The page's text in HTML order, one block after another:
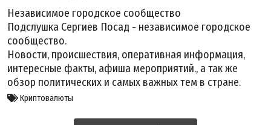
Независимое городское сообщество
Подслушка Сергиев Посад - независимое городское
сообщество.
Новости, происшествия, оперативная информация,
интересные факты, афиша мероприятий., а так же
обзор политических и самых важных тем в стране.
Криптовалюты